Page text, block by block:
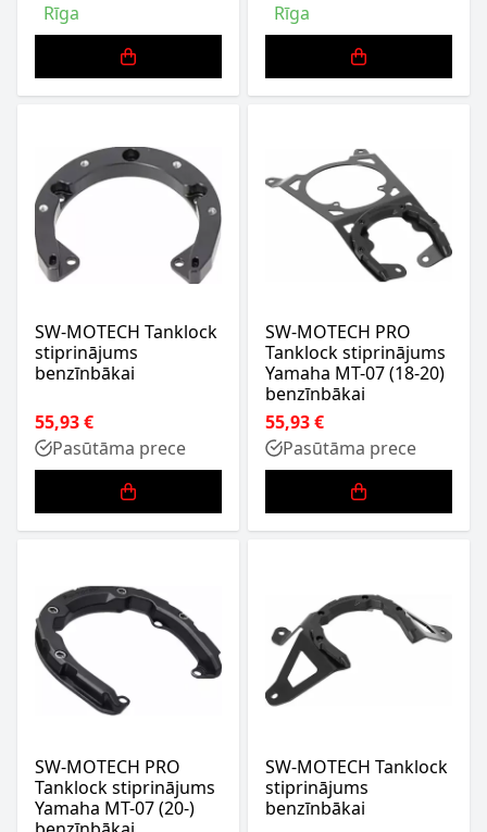
Rīga
Rīga
SW-MOTECH Tanklock
stiprinājums
benzīnbākai
55,93 €
Pasūtāma prece
SW-MOTECH PRO
Tanklock stiprinājums
Yamaha MT-07 (18-20)
benzīnbākai
55,93 €
Pasūtāma prece
SW-MOTECH PRO
Tanklock stiprinājums
Yamaha MT-07 (20-)
SW-MOTECH Tanklock
stiprinājums
benzīnbākai